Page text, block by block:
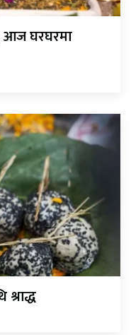
आज घरघरमा